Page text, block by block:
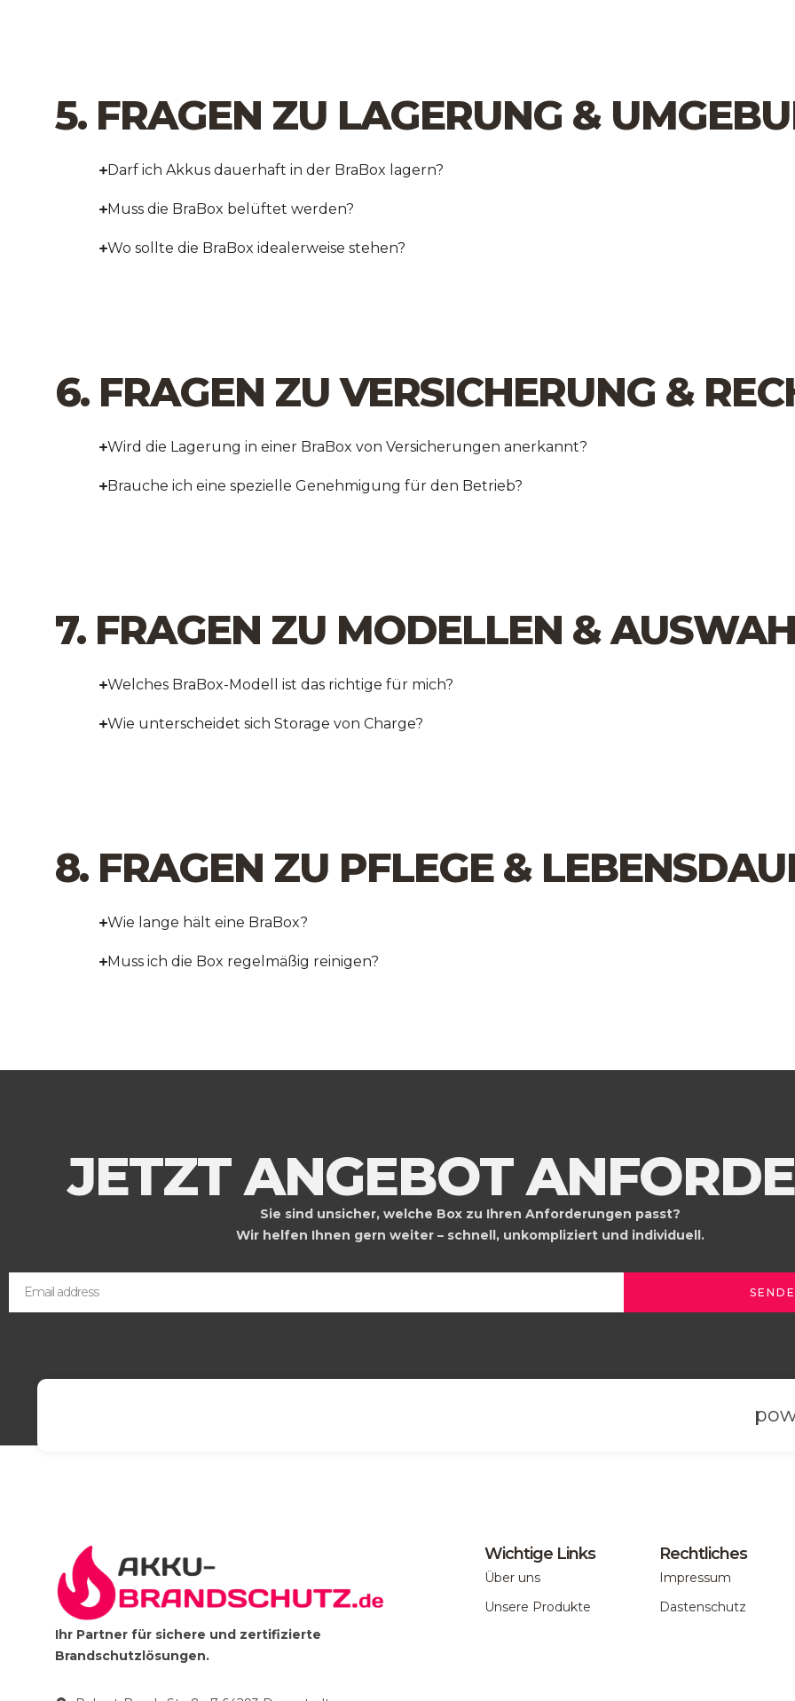
5. FRAGEN ZU LAGERUNG &
Darf ich Akkus dauerhaft in der BraBox lagern?
Muss die BraBox belüftet werden?
Wo sollte die BraBox idealerweise stehen?
6. FRAGEN ZU VERSICHERUNG &
Wird die Lagerung in einer BraBox von Versicherungen anerkannt?
Brauche ich eine spezielle Genehmigung für den Betrieb?
7. FRAGEN ZU MODELLEN &
Welches BraBox-Modell ist das richtige für mich?
Wie unterscheidet sich Storage von Charge?
8. FRAGEN ZU PFLEGE &
Wie lange hält eine BraBox?
Muss ich die Box regelmäßig reinigen?
JETZT ANGEBOT
Sie sind unsicher, welche Box zu Ihren Anforderungen passt?
Wir helfen Ihnen gern weiter – schnell, unkompliziert und individuell.
Ihr Partner für sichere und zertifizierte
Brandschutzlösungen.
Wichtige Links
Über uns
Unsere Produkte
Rechtliches
Impressum
Dastenschutz